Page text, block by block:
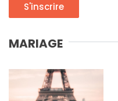
S'inscrire
MARIAGE